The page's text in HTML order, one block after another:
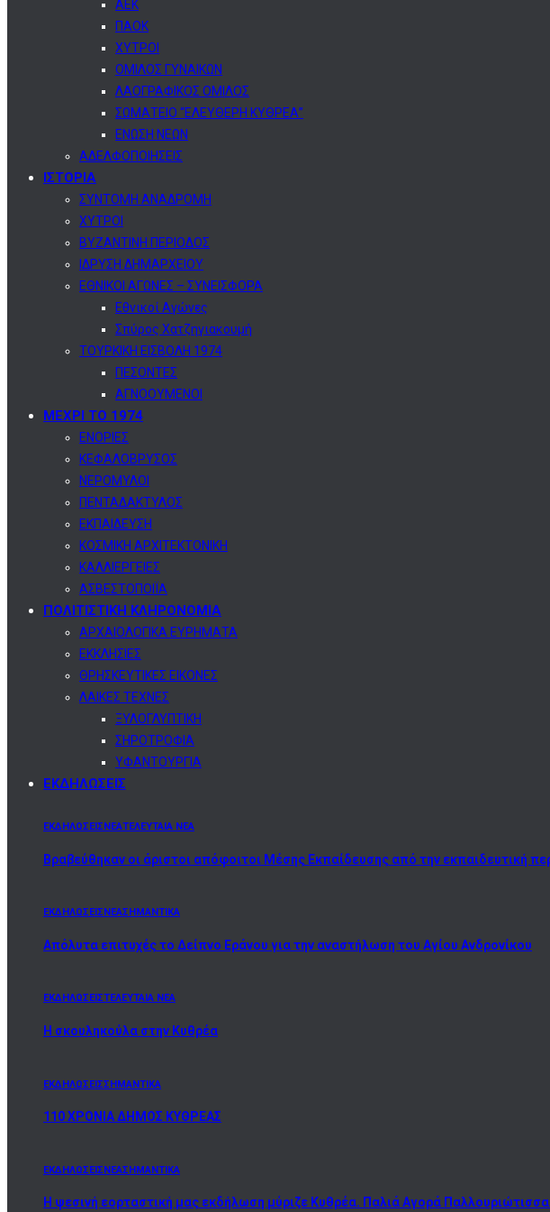
ΑΕΚ
ΠΑΟΚ
ΧΥΤΡΟΙ
ΟΜΙΛΟΣ ΓΥΝΑΙΚΩΝ
ΛΑΟΓΡΑΦΙΚΟΣ ΟΜΙΛΟΣ
ΣΩΜΑΤΕΙΟ “ΕΛΕΥΘΕΡΗ ΚΥΘΡΕΑ”
ΕΝΩΣΗ ΝΕΩΝ
ΑΔΕΛΦΟΠΟΙΗΣΕΙΣ
ΙΣΤΟΡΙΑ
ΣΥΝΤΟΜΗ ΑΝΑΔΡΟΜΗ
ΧΥΤΡΟΙ
ΒΥΖΑΝΤΙΝΗ ΠΕΡΙΟΔΟΣ
ΙΔΡΥΣΗ ΔΗΜΑΡΧΕΙΟΥ
ΕΘΝΙΚΟΙ ΑΓΩΝΕΣ – ΣΥΝΕΙΣΦΟΡΑ
Εθνικοί Αγώνες
Σπύρος Χατζηγιακουμή
ΤΟΥΡΚΙΚΗ ΕΙΣΒΟΛΗ 1974
ΠΕΣΟΝΤΕΣ
ΑΓΝΟΟΥΜΕΝΟΙ
ΜΕΧΡΙ ΤΟ 1974
ΕΝΟΡΙΕΣ
ΚΕΦΑΛΟΒΡΥΣΟΣ
ΝΕΡΟΜΥΛΟΙ
ΠΕΝΤΑΔΑΚΤΥΛΟΣ
ΕΚΠΑΙΔΕΥΣΗ
ΚΟΣΜΙΚΗ ΑΡΧΙΤΕΚΤΟΝΙΚΗ
ΚΑΛΛΙΕΡΓΕΙΕΣ
ΑΣΒΕΣΤΟΠΟΙΪΑ
ΠΟΛΙΤΙΣΤΙΚΗ ΚΛΗΡΟΝΟΜΙΑ
ΑΡΧΑΙΟΛΟΓΙΚΑ ΕΥΡΗΜΑΤΑ
ΕΚΚΛΗΣΙΕΣ
ΘΡΗΣΚΕΥΤΙΚΕΣ ΕΙΚΟΝΕΣ
ΛΑΙΚΕΣ ΤΕΧΝΕΣ
ΞΥΛΟΓΛΥΠΤΙΚΗ
ΣΗΡΟΤΡΟΦΙΑ
ΥΦΑΝΤΟΥΡΓΙΑ
ΕΚΔΗΛΩΣΕΙΣ
ΕΚΔΗΛΩΣΕΙΣΝΕΑΤΕΛΕΥΤΑΙΑ ΝΕΑ
Βραβεύθηκαν οι άριστοι απόφοιτοι Μέσης Εκπαίδευσης από την εκπαιδευτική
ΕΚΔΗΛΩΣΕΙΣ ΝΕΑΣΗΜΑΝΤΙΚΑ
Απόλυτα επιτυχές το Δείπνο Εράνου για την αναστήλωση του Αγίου Ανδρονίκου
ΕΚΔΗΛΩΣΕΙΣΤΕΛΕΥΤΑΙΑ ΝΕΑ
Η σκουληκούλα στην Κυθρέα
ΕΚΔΗΛΩΣΕΙΣΣΗΜΑΝΤΙΚΑ
110 ΧΡΟΝΙΑ ΔΗΜΟΣ ΚΥΘΡΕΑΣ
ΕΚΔΗΛΩΣΕΙΣΝΕΑΣΗΜΑΝΤΙΚΑ
Η ψεσινή εορταστική μας εκδήλωση μύριζε Κυθρέα. Παλιά Αγορά